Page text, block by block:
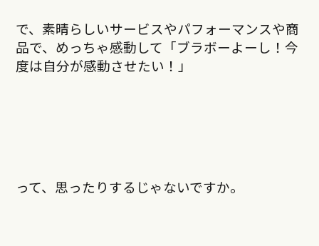
で、素晴らしいサービスやパフォーマンスや商
品で、めっちゃ感動して「ブラボーよーし！今
度は自分が感動させたい！」
って、思ったりするじゃないですか。